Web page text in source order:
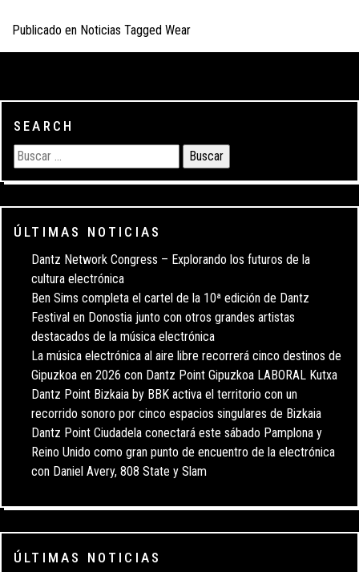
Publicado en Noticias Tagged Wear
SEARCH
ÚLTIMAS NOTICIAS
Dantz Network Congress – Explorando los futuros de la
cultura electrónica
Ben Sims completa el cartel de la 10ª edición de Dantz
Festival en Donostia junto con otros grandes artistas
destacados de la música electrónica
La música electrónica al aire libre recorrerá cinco destinos de
Gipuzkoa en 2026 con Dantz Point Gipuzkoa LABORAL Kutxa
Dantz Point Bizkaia by BBK activa el territorio con un
recorrido sonoro por cinco espacios singulares de Bizkaia
Dantz Point Ciudadela conectará este sábado Pamplona y
Reino Unido como gran punto de encuentro de la electrónica
con Daniel Avery, 808 State y Slam
ÚLTIMAS NOTICIAS